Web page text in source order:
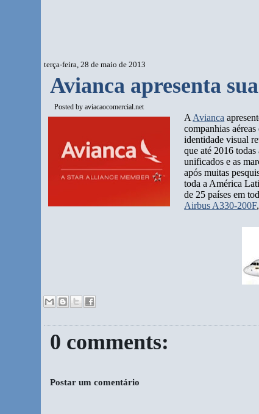
terça-feira, 28 de maio de 2013
Avianca apresenta
Posted byaviacaocomercial.net
A Avianca
companhias
identidade visual
que até 2016
unificados e as
após muitas
toda a América
de 25 países em
Airbus A330-200F
0 comments:
Postar um comentário